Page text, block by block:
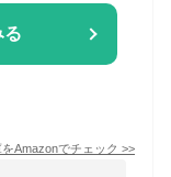
る
Amazonでチェック >>